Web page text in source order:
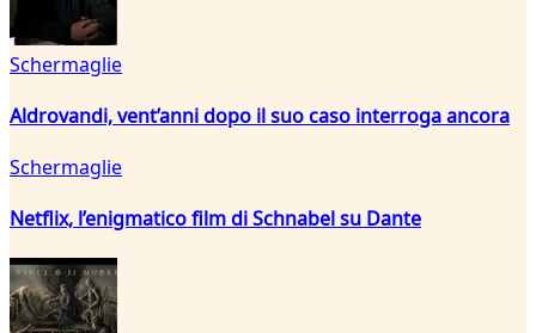
Schermaglie
Aldrovandi, vent’anni dopo il suo caso interroga ancora
Schermaglie
Netflix, l’enigmatico film di Schnabel su Dante